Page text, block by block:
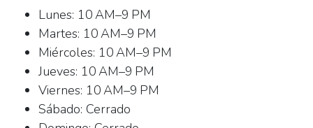
Lunes: 10 AM–9 PM
Martes: 10 AM–9 PM
Miércoles: 10 AM–9 PM
Jueves: 10 AM–9 PM
Viernes: 10 AM–9 PM
Sábado: Cerrado